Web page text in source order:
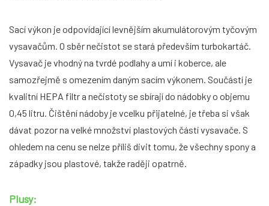
Sací výkon je odpovídající levnějším akumulátorovým tyčovým
vysavačům. O sběr nečistot se stará především turbokartáč.
Vysavač je vhodný na tvrdé podlahy a umí i koberce, ale
samozřejmě s omezením daným sacím výkonem. Součástí je
kvalitní HEPA filtr a nečistoty se sbírají do nádobky o objemu
0,45 litru. Čištění nádoby je vcelku přijatelné, je třeba si však
dávat pozor na velké množství plastových částí vysavače. S
ohledem na cenu se nelze příliš divit tomu, že všechny spony a
západky jsou plastové, takže raději opatrně.
Plusy: